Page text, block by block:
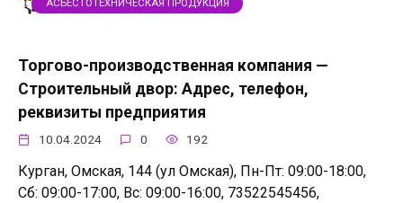
АСБЕСТОТЕХНИЧЕСКАЯ ПРОДУКЦИЯ
Торгово-производственная компания —
Строительный двор: Адрес, телефон,
реквизиты предприятия
10.04.2024 0 192
Курган, Омская, 144 (ул Омская), Пн-Пт: 09:00-18:00,
Сб: 09:00-17:00, Вс: 09:00-16:00, 73522545456,